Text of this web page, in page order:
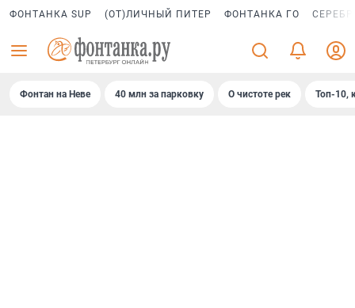
ФОНТАНКА SUP (ОТ)ЛИЧНЫЙ ПИТЕР ФОНТАНКА ГО
Фонтан на Неве 40 млн за парковку О чистоте рек Топ-10,